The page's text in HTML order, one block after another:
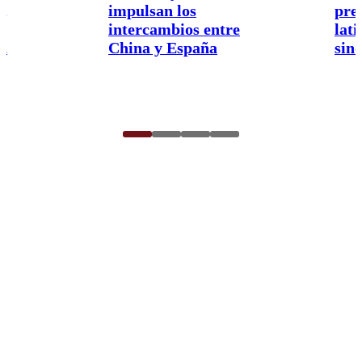
impulsan los
intercambios entre
China y España